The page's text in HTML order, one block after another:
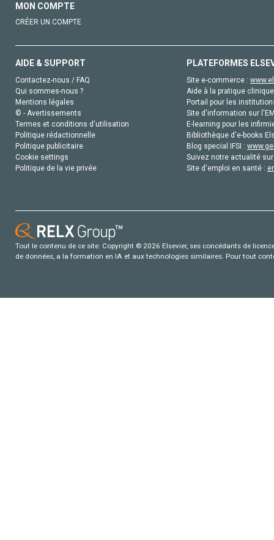
MON COMPTE
CRÉER UN COMPTE
AIDE & SUPPORT
Contactez-nous / FAQ
Qui sommes-nous ?
Mentions légales
© - Avertissements
Termes et conditions d'utilisation
Politique rédactionnelle
Politique publicitaire
Cookie settings
Politique de la vie privée
PLATEFORMES
Site e-commerce :
Aide à la pratique
Portail pour les
Site d'information sur
E-learning pour les
Bibliothèque d'e-books
Blog special IFSI :
Suivez notre actualité
Site d'emploi en santé :
Tout le contenu de ce site: Copyright © 2026 Elsevier, ses concédants de
de données, a la formation en IA et aux technologies similaires. Pour tout